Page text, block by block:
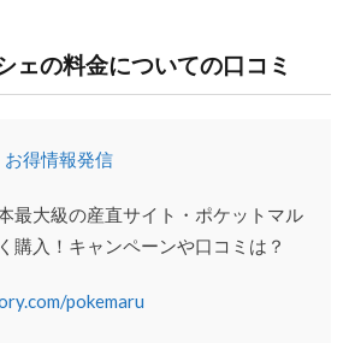
ェの料金についての口コミ
得情報発信
最大級の産直サイト・ ポケットマル
購入！キャンペーンや口コミは？
pokemaru